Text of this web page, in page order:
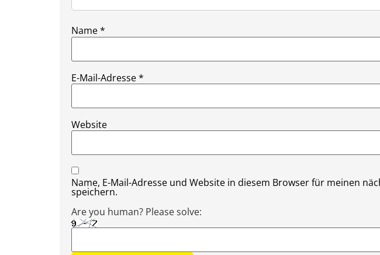
Name*
E-Mail-Adresse*
Website
Name, E-Mail-Adresse und Website in diesem Browser für meinen
speichern.
Are you human? Please solve: